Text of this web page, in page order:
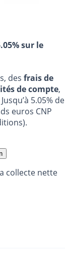
sur le
des frais de
de compte,
Jusqu’à 5.05% de
euros CNP
collecte nette